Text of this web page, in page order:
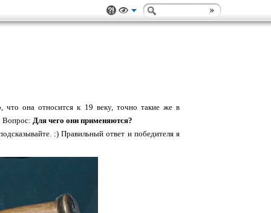
что она относится к 19 веку, точно такие же в
Вопрос: Для чего они применяются?
:) Правильный ответ и победителя я